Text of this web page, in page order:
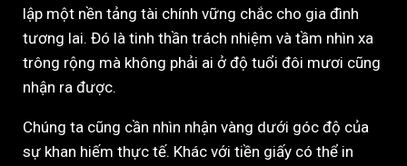
lập một nền tảng tài chính vững chắc cho gia đình
tương lai. Đó là tinh thần trách nhiệm và tầm nhìn xa
trông rộng mà không phải ai ở độ tuổi đôi mươi cũng
nhận ra được.
Chúng ta cũng cần nhìn nhận vàng dưới góc độ của
sự khan hiếm thực tế. Khác với tiền giấy có thể in